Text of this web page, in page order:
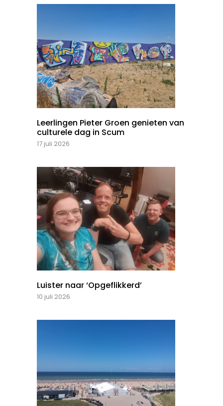
Leerlingen Pieter Groen genieten van
culturele dag in Scum
17 juli 2026
Luister naar ‘Opgeflikkerd’
10 juli 2026